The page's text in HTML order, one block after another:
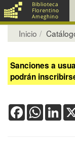
Inicio
Sanciones a
podrán
Facebook